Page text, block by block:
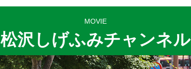
MOVIE
松沢しげふみチャンネル